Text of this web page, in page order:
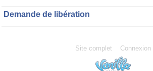
Demande de libération
Site complet Connexion